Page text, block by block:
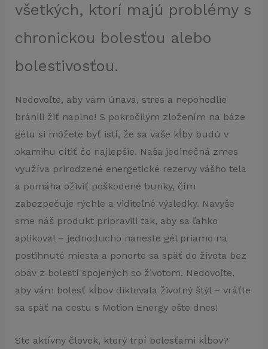
všetkých, ktorí majú problémy s
chronickou bolesťou alebo
bolestivosťou.
Nedovoľte, aby vám únava, stres a nepohodlie
bránili žiť naplno! S pokročilým zložením na báze
gélu si môžete byť istí, že sa vaše kĺby budú v
okamihu cítiť čo najlepšie. Naša jedinečná zmes
využíva prirodzené energetické rezervy vášho tela
a pomáha oživiť poškodené bunky, čím
zabezpečuje rýchle a viditeľné výsledky. Navyše
sme náš produkt pripravili tak, aby sa ľahko
aplikoval – jednoducho naneste gél priamo na
postihnuté miesta a ponorte sa späť do života bez
obáv z bolestí spojených so životom. Nedovoľte,
aby vám bolesť kĺbov diktovala životný štýl – vráťte
sa späť na cestu s Motion Energy ešte dnes!
Ste aktívny človek, ktorý trpí bolesťami kĺbov?